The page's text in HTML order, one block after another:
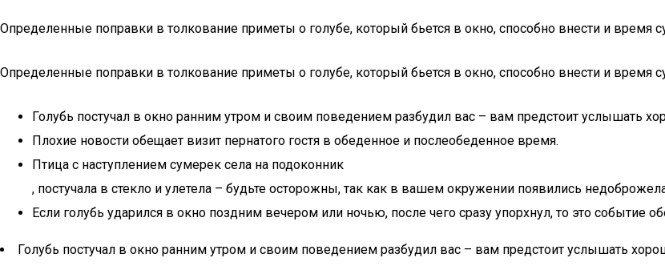
Определенные поправки в толкование приметы о голубе, который бьется в окно, способно внести и время
Определенные поправки в толкование приметы о голубе, который бьется в окно, способно внести и время
Голубь постучал в окно ранним утром и своим поведением разбудил вас – вам предстоит услышать
Плохие новости обещает визит пернатого гостя в обеденное и послеобеденное время.
Птица с наступлением сумерек села на подоконник
, постучала в стекло и улетела – будьте осторожны, так как в вашем окружении появились
Если голубь ударился в окно поздним вечером или ночью, после чего сразу упорхнул, то это событие
Голубь постучал в окно ранним утром и своим поведением разбудил вас – вам предстоит услышать